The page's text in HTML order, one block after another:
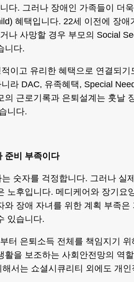
다. 그러나 장애인 가족들이 더
혜택입니다. 22세 이전에 장애
나 사망할 경우 부모의 Social
니다.
이고 유리한 혜택으로 연결되기
라 DAC, 유족혜택, Special
의 근로기록과 은퇴설계는 훗날
니다.
준비 부족이다
숫자를 걱정합니다. 그러나 실
노후입니다. 메디케어와 장기요
와 장애 자녀를 위한 계획 부족은
있습니다.
터 은퇴소득 전체를 책임지기 위
활을 보조하는 사회안전망의 역
서는 쇼셜시큐리티 외에도 개